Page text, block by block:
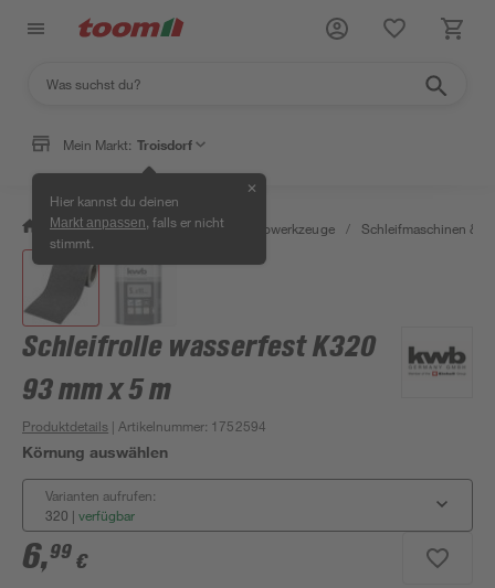
Mein Markt: Troisdorf
Hier kannst du deinen
Markt anpassen , falls er nicht
stimmt.
✕
/ Werkstatt & Maschinen / Elektrowerkzeuge / Schleifmaschinen &
Schleifrolle wasserfest K320
93 mm x 5 m
Produktdetails | Artikelnummer: 1752594
Körnung auswählen
Varianten aufrufen:
320 | verfügbar
6,99 €